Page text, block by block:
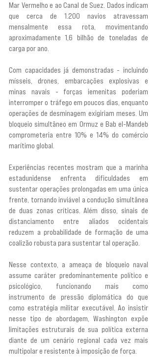
Mar Vermelho e ao Canal de Suez. Dados indicam
que cerca de 1.200 navios atravessam
mensalmente essa rota, movimentando
aproximadamente 1,6 bilhão de toneladas de
carga por ano.
Com capacidades já demonstradas - incluindo
mísseis, drones, embarcações explosivas e
minas navais - forças iemenitas poderiam
interromper o tráfego em poucos dias, enquanto
operações de desminagem exigiriam meses. Um
bloqueio simultâneo em Ormuz e Bab el-Mandeb
comprometeria entre 10% e 14% do comércio
marítimo global.
Experiências recentes mostram que a marinha
estadunidense enfrenta dificuldades em
sustentar operações prolongadas em uma única
frente, tornando inviável a condução simultânea
de duas zonas críticas. Além disso, sinais de
distanciamento entre aliados ocidentais
reduzem a probabilidade de formação de uma
coalizão robusta para sustentar tal operação.
Nesse contexto, a ameaça de bloqueio naval
assume caráter predominantemente político e
psicológico, funcionando mais como
instrumento de pressão diplomática do que
como estratégia militar executável. Ao insistir
nesse tipo de abordagem, Washington expõe
limitações estruturais de sua política externa
diante de um cenário regional cada vez mais
multipolar e resistente à imposição de força.